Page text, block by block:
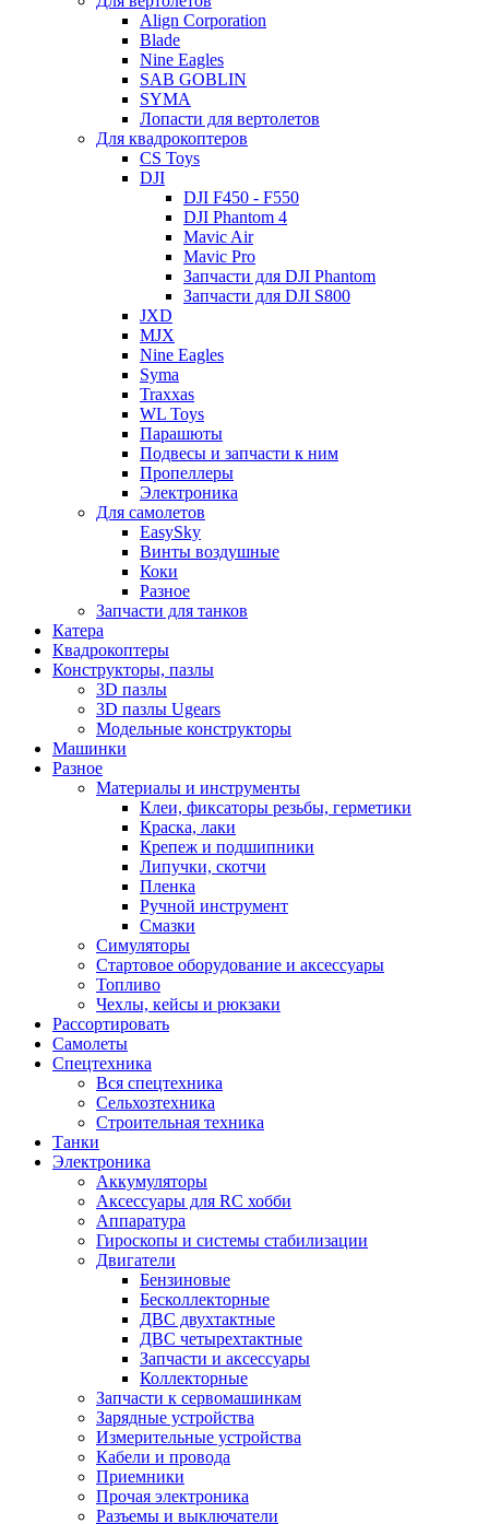
Align Corporation
Blade
Nine Eagles
SAB GOBLIN
SYMA
Лопасти для вертолетов
Для квадрокоптеров
CS Toys
DJI
DJI F450 - F550
DJI Phantom 4
Mavic Air
Mavic Pro
Запчасти для DJI Phantom
Запчасти для DJI S800
JXD
MJX
Nine Eagles
Syma
Traxxas
WL Toys
Парашюты
Подвесы и запчасти к ним
Пропеллеры
Электроника
Для самолетов
EasySky
Винты воздушные
Коки
Разное
Запчасти для танков
Катера
Квадрокоптеры
Конструкторы, пазлы
3D пазлы
3D пазлы Ugears
Модельные конструкторы
Машинки
Разное
Материалы и инструменты
Клеи, фиксаторы резьбы, герметики
Краска, лаки
Крепеж и подшипники
Липучки, скотчи
Пленка
Ручной инструмент
Смазки
Симуляторы
Стартовое оборудование и аксессуары
Топливо
Чехлы, кейсы и рюкзаки
Рассортировать
Самолеты
Спецтехника
Вся спецтехника
Сельхозтехника
Строительная техника
Танки
Электроника
Аккумуляторы
Аксессуары для RC хобби
Аппаратура
Гироскопы и системы стабилизации
Двигатели
Бензиновые
Бесколлекторные
ДВС двухтактные
ДВС четырехтактные
Запчасти и аксессуары
Коллекторные
Запчасти к сервомашинкам
Зарядные устройства
Измерительные устройства
Кабели и провода
Приемники
Прочая электроника
Разъемы и выключатели